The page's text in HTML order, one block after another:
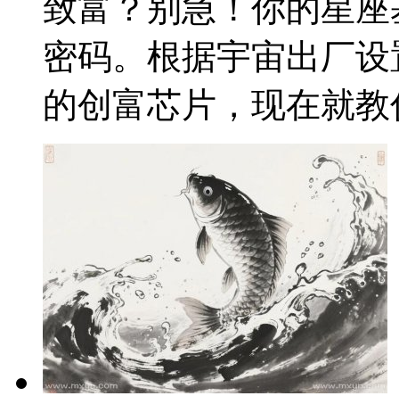
致富？别急！你的星
密码。根据宇宙出厂
的创富芯片，现在就